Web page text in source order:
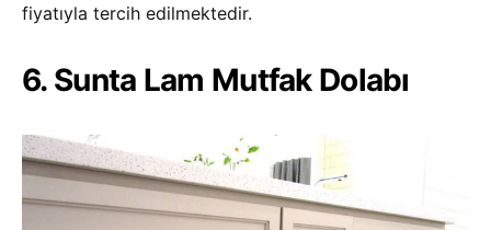
fiyatıyla tercih edilmektedir.
6. Sunta Lam Mutfak Dolabı